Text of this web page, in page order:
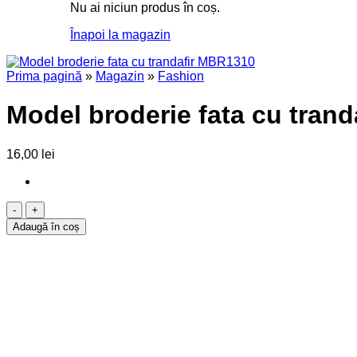
Nu ai niciun produs în coș.
Înapoi la magazin
Prima pagină » Magazin » Fashion
Model broderie fata cu
16,00 lei
Cantitate
Model
broderie
Adaugă în coș